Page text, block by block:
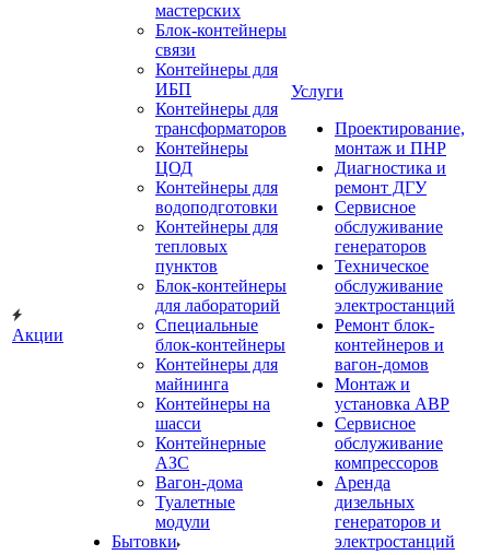
Акции
мастерских
Блок-контейнеры
связи
Контейнеры для
ИБП
Контейнеры для
трансформаторов
Контейнеры
ЦОД
Контейнеры для
водоподготовки
Контейнеры для
тепловых
пунктов
Блок-контейнеры
для лабораторий
Специальные
блок-контейнеры
Контейнеры для
майнинга
Контейнеры на
шасси
Контейнерные
АЗС
Вагон-дома
Туалетные
модули
Бытовки
Услуги
Проектирование,
монтаж и ПНР
Диагностика и
ремонт ДГУ
Сервисное
обслуживание
генераторов
Техническое
обслуживание
электростанций
Ремонт блок-
контейнеров и
вагон-домов
Монтаж и
установка АВР
Сервисное
обслуживание
компрессоров
Аренда
дизельных
генераторов и
электростанций